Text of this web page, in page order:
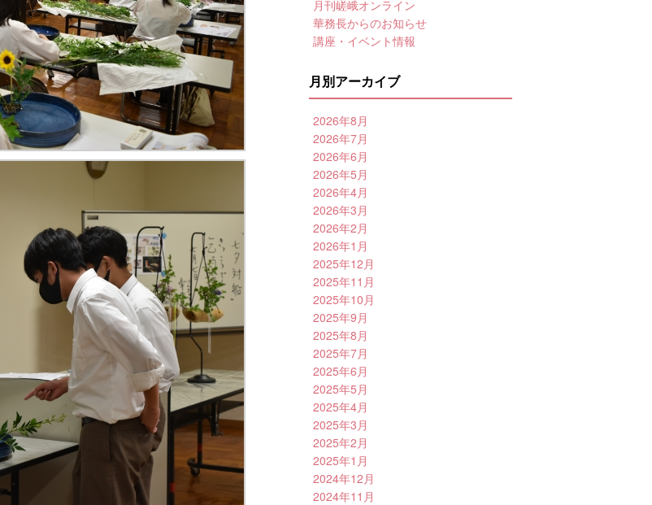
月刊嵯峨オンライン
華務長からのお知らせ
講座・イベント情報
月別アーカイブ
2026年8月
2026年7月
2026年6月
2026年5月
2026年4月
2026年3月
2026年2月
2026年1月
2025年12月
2025年11月
2025年10月
2025年9月
2025年8月
2025年7月
2025年6月
2025年5月
2025年4月
2025年3月
2025年2月
2025年1月
2024年12月
2024年11月